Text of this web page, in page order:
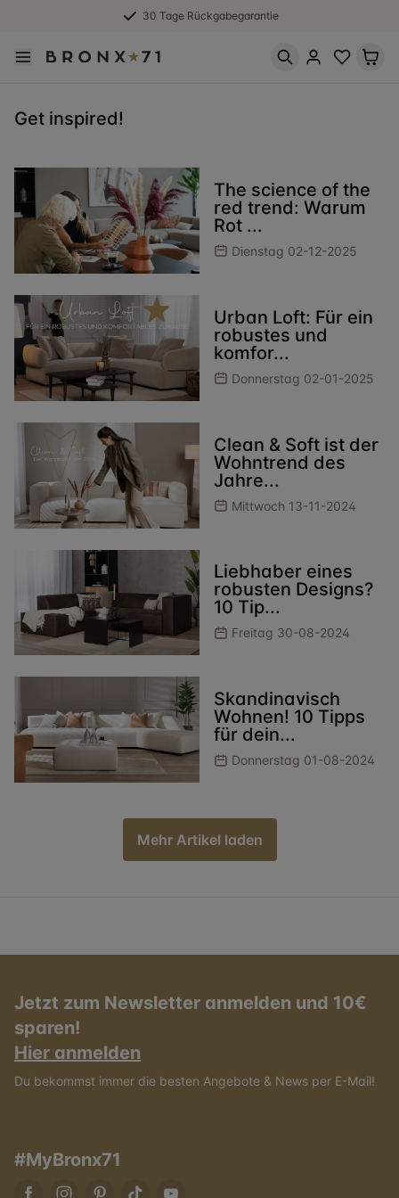
30 Tage Rückgabegarantie
Get inspired!
The science of the
red trend: Warum
Rot ...
Dienstag 02-12-2025
Urban Loft: Für ein
robustes und
komfor...
Donnerstag 02-01-2025
Clean & Soft ist der
Wohntrend des
Jahre...
Mittwoch 13-11-2024
Liebhaber eines
robusten Designs?
10 Tip...
Freitag 30-08-2024
Skandinavisch
Wohnen! 10 Tipps
für dein...
Donnerstag 01-08-2024
Mehr Artikel laden
Jetzt zum Newsletter anmelden und 10€
sparen!
Hier anmelden
Du bekommst immer die besten Angebote & News per E-Mail!
#MyBronx71